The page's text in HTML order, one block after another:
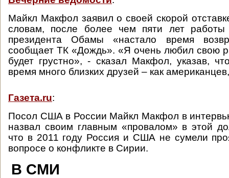
Майкл Макфол заявил о своей скорой
словам, после более чем пяти лет работы
президента Обамы «настало время
сообщает ТК «Дождь». «Я очень любил свою
будет грустно», - сказал Макфол, указав,
время много близких друзей – как
Газета.ru:
Посол США в России Майкл Макфол в
назвал своим главным «провалом» в этой
что в 2011 году Россия и США не сумели
вопросе о конфликте в Сирии.
В СМИ